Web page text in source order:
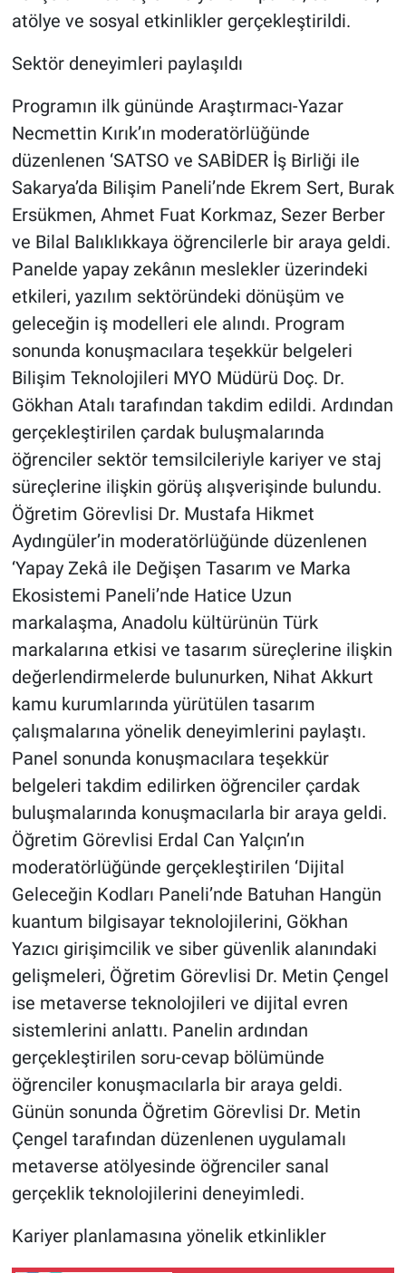
atölye ve sosyal etkinlikler gerçekleştirildi.
Sektör deneyimleri paylaşıldı
Programın ilk gününde Araştırmacı-Yazar
Necmettin Kırık’ın moderatörlüğünde
düzenlenen ‘SATSO ve SABİDER İş Birliği ile
Sakarya’da Bilişim Paneli’nde Ekrem Sert, Burak
Ersükmen, Ahmet Fuat Korkmaz, Sezer Berber
ve Bilal Balıklıkkaya öğrencilerle bir araya geldi.
Panelde yapay zekânın meslekler üzerindeki
etkileri, yazılım sektöründeki dönüşüm ve
geleceğin iş modelleri ele alındı. Program
sonunda konuşmacılara teşekkür belgeleri
Bilişim Teknolojileri MYO Müdürü Doç. Dr.
Gökhan Atalı tarafından takdim edildi. Ardından
gerçekleştirilen çardak buluşmalarında
öğrenciler sektör temsilcileriyle kariyer ve staj
süreçlerine ilişkin görüş alışverişinde bulundu.
Öğretim Görevlisi Dr. Mustafa Hikmet
Aydıngüler’in moderatörlüğünde düzenlenen
‘Yapay Zekâ ile Değişen Tasarım ve Marka
Ekosistemi Paneli’nde Hatice Uzun
markalaşma, Anadolu kültürünün Türk
markalarına etkisi ve tasarım süreçlerine ilişkin
değerlendirmelerde bulunurken, Nihat Akkurt
kamu kurumlarında yürütülen tasarım
çalışmalarına yönelik deneyimlerini paylaştı.
Panel sonunda konuşmacılara teşekkür
belgeleri takdim edilirken öğrenciler çardak
buluşmalarında konuşmacılarla bir araya geldi.
Öğretim Görevlisi Erdal Can Yalçın’ın
moderatörlüğünde gerçekleştirilen ‘Dijital
Geleceğin Kodları Paneli’nde Batuhan Hangün
kuantum bilgisayar teknolojilerini, Gökhan
Yazıcı girişimcilik ve siber güvenlik alanındaki
gelişmeleri, Öğretim Görevlisi Dr. Metin Çengel
ise metaverse teknolojileri ve dijital evren
sistemlerini anlattı. Panelin ardından
gerçekleştirilen soru-cevap bölümünde
öğrenciler konuşmacılarla bir araya geldi.
Günün sonunda Öğretim Görevlisi Dr. Metin
Çengel tarafından düzenlenen uygulamalı
metaverse atölyesinde öğrenciler sanal
gerçeklik teknolojilerini deneyimledi.
Kariyer planlamasına yönelik etkinlikler